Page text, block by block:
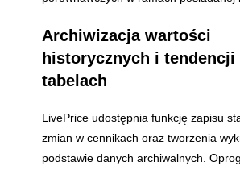
Archiwizacja wartości
historycznych i tendencji
tabelach
LivePrice udostępnia funkcję zapisu
zmian w cennikach oraz tworzenia
podstawie danych archiwalnych.